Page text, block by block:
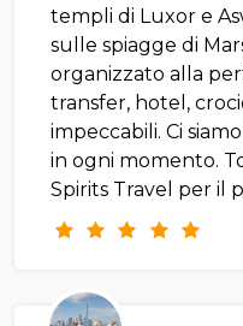
templi di Luxor e
sulle spiagge di
organizzato alla
transfer, hotel,
impeccabili. Ci
in ogni momento.
Spirits Travel per il